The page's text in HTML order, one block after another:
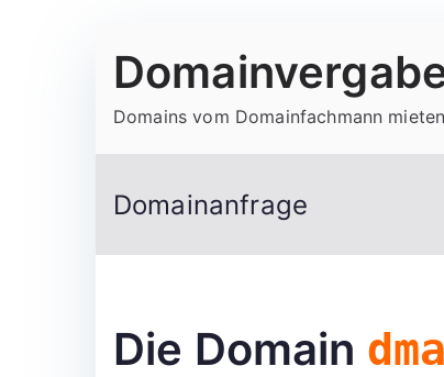
Inhalt
Domains vom Domainfachmann
Domainanfrage
Die Domain